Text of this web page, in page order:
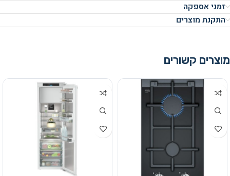
זמני אספקה
התקנת מוצרים
מוצרים קשורים